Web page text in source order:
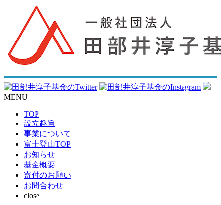
MENU
TOP
設立趣旨
事業について
富士登山TOP
お知らせ
基金概要
寄付のお願い
お問合わせ
close